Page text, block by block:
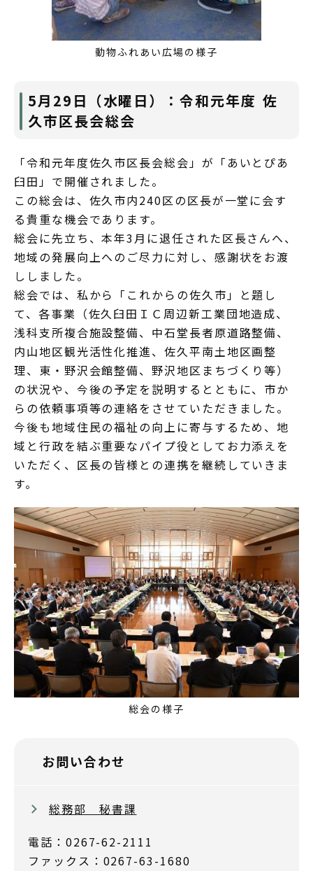
動物ふれあい広場の様子
5月29日（水曜日）：令和元年度 佐
久市区長会総会
「令和元年度佐久市区長会総会」が「あいとぴあ
臼田」で開催されました。
この総会は、佐久市内240区の区長が一堂に会す
る貴重な機会であります。
総会に先立ち、本年3月に退任された区長さんへ、
地域の発展向上へのご尽力に対し、感謝状をお渡
ししました。
総会では、私から「これからの佐久市」と題し
て、各事業（佐久臼田ＩＣ周辺新工業団地造成、
浅科支所複合施設整備、中石堂長者原道路整備、
内山地区観光活性化推進、佐久平南土地区画整
理、東・野沢会館整備、野沢地区まちづくり等）
の状況や、今後の予定を説明するとともに、市か
らの依頼事項等の連絡をさせていただきました。
今後も地域住民の福祉の向上に寄与するため、地
域と行政を結ぶ重要なパイプ役としてお力添えを
いただく、区長の皆様との連携を継続していきま
す。
総会の様子
お問い合わせ
総務部 秘書課
電話：0267-62-2111
ファックス：0267-63-1680